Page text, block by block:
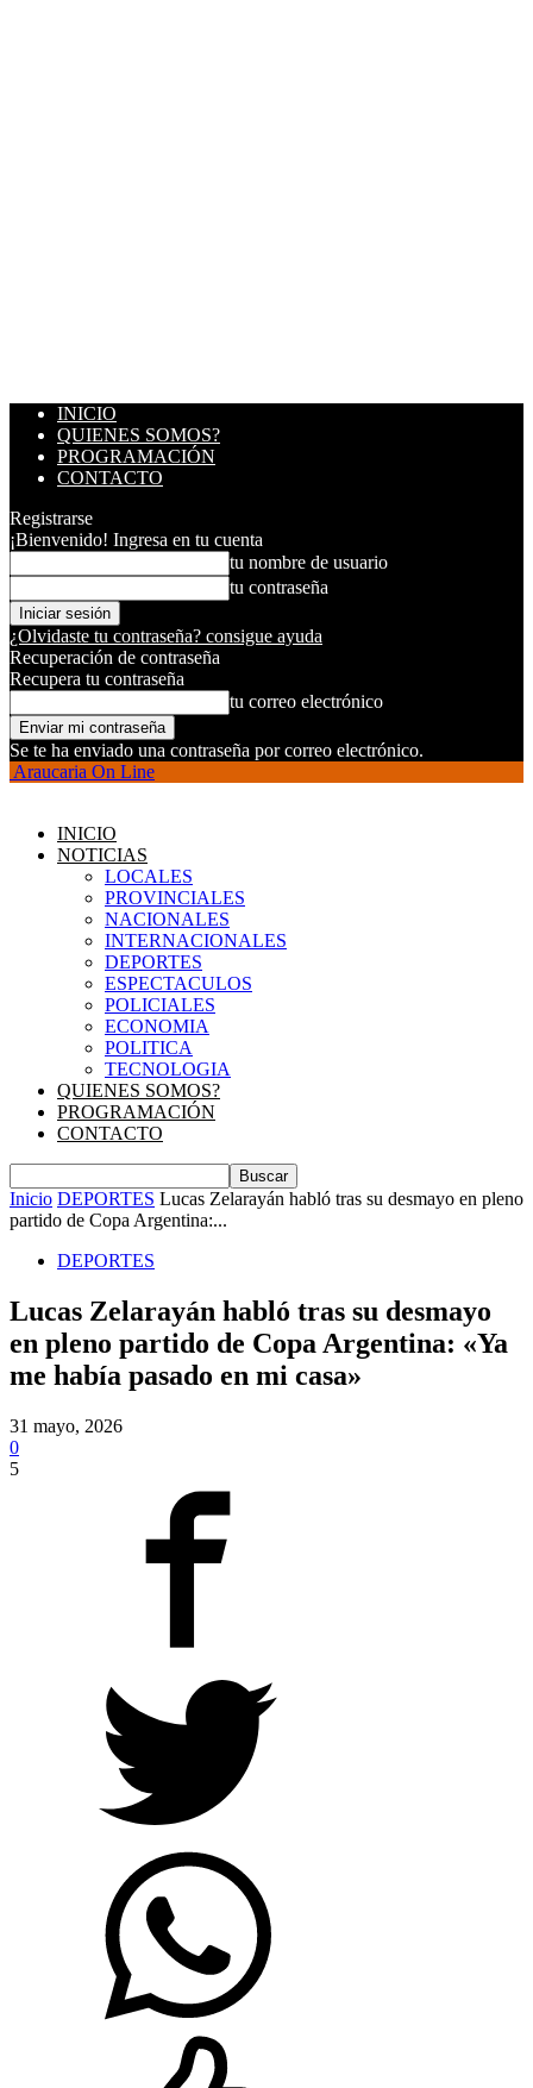
INICIO
QUIENES SOMOS?
PROGRAMACIÓN
CONTACTO
Registrarse
¡Bienvenido! Ingresa en tu cuenta
tu nombre de usuario
tu contraseña
¿Olvidaste tu contraseña? consigue ayuda
Recuperación de contraseña
Recupera tu contraseña
tu correo electrónico
Se te ha enviado una contraseña por correo electrónico.
Araucaria On Line
INICIO
NOTICIAS
LOCALES
PROVINCIALES
NACIONALES
INTERNACIONALES
DEPORTES
ESPECTACULOS
POLICIALES
ECONOMIA
POLITICA
TECNOLOGIA
QUIENES SOMOS?
PROGRAMACIÓN
CONTACTO
Inicio DEPORTES Lucas Zelarayán habló tras su desmayo en pleno
partido de Copa Argentina:...
DEPORTES
Lucas Zelarayán habló tras su desmayo
en pleno partido de Copa Argentina: «Ya
me había pasado en mi casa»
31 mayo, 2026
0
5